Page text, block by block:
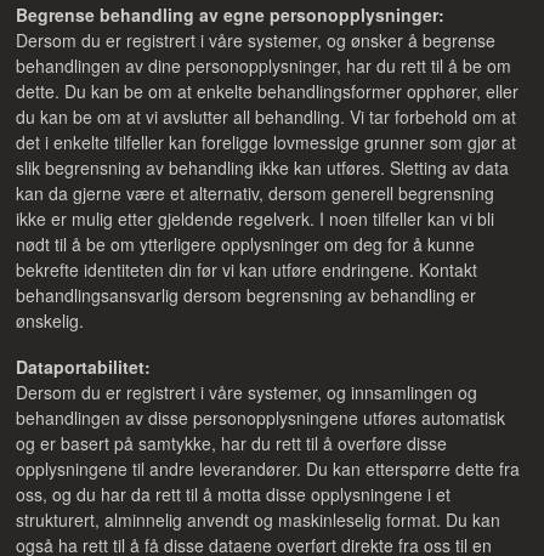
Begrense behandling av egne personopplysninger:
Dersom du er registrert i våre systemer, og ønsker å begrense
behandlingen av dine personopplysninger, har du rett til å be om
dette. Du kan be om at enkelte behandlingsformer opphører, eller
du kan be om at vi avslutter all behandling. Vi tar forbehold om at
det i enkelte tilfeller kan foreligge lovmessige grunner som gjør at
slik begrensning av behandling ikke kan utføres. Sletting av data
kan da gjerne være et alternativ, dersom generell begrensning
ikke er mulig etter gjeldende regelverk. I noen tilfeller kan vi bli
nødt til å be om ytterligere opplysninger om deg for å kunne
bekrefte identiteten din før vi kan utføre endringene. Kontakt
behandlingsansvarlig dersom begrensning av behandling er
ønskelig.
Dataportabilitet:
Dersom du er registrert i våre systemer, og innsamlingen og
behandlingen av disse personopplysningene utføres automatisk
og er basert på samtykke, har du rett til å overføre disse
opplysningene til andre leverandører. Du kan etterspørre dette fra
oss, og du har da rett til å motta disse opplysningene i et
strukturert, alminnelig anvendt og maskinleselig format. Du kan
også ha rett til å få disse dataene overført direkte fra oss til en